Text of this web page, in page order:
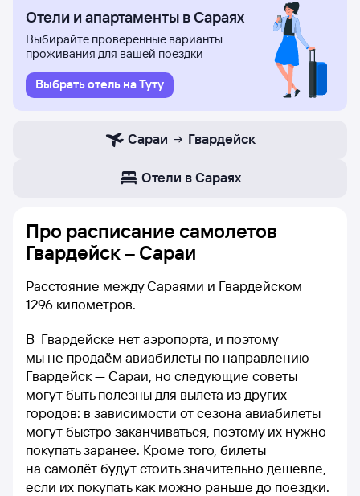
Отели и апартаменты в Сараях
Выбирайте проверенные варианты
проживания для вашей поездки
Выбрать отель на Туту
Сараи Гвардейск
Отели в Сараях
Про расписание самолетов
Гвардейск – Сараи
Расстояние между Сараями и Гвардейском
1296 километров.
В Гвардейске нет аэропорта, и поэтому
мы не продаём авиабилеты по направлению
Гвардейск — Сараи, но следующие советы
могут быть полезны для вылета из других
городов: в зависимости от сезона авиабилеты
могут быстро заканчиваться, поэтому их нужно
покупать заранее. Кроме того, билеты
на самолёт будут стоить значительно дешевле,
если их покупать как можно раньше до поездки.